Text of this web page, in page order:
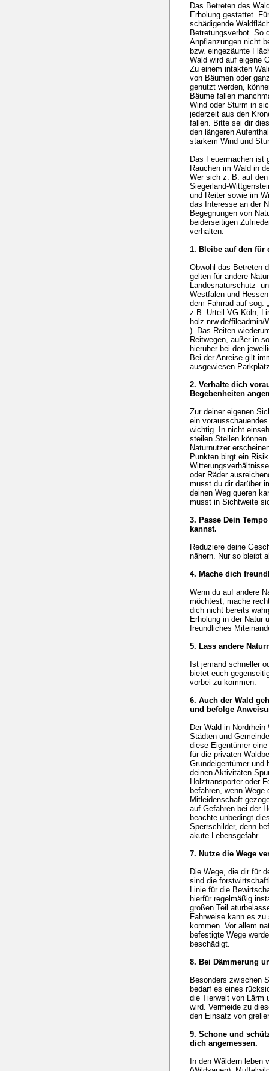
Das Betreten des
Erholung gestattet.
schädigende
Betretungsverbot. So
Anpflanzungen nicht
bzw. eingezäunte
Wald wird auf eigene
Zu einem intakten
von Bäumen oder
genutzt werden,
Bäume fallen
Wind oder Sturm in
jederzeit aus den
fallen. Bitte sei dir
den längeren
starkem Wind und
Das Feuermachen ist
Rauchen im Wald in
Wer sich z. B. auf
Siegerland-
und Reiter sowie im
das Interesse an der
Begegnungen von
beiderseitigen
verhalten:
1. Bleibe auf den für
Obwohl das Betreten
gelten für andere
Landesnaturschutz-
Westfalen und
dem Fahrrad auf sog.
z.B. Urteil VG Köln,
holz.nrw.de/fileadmin/
). Das Reiten
Reitwegen, außer in
hierüber bei den
Bei der Anreise gilt
ausgewiesen
2. Verhalte dich
Begebenheiten
Zur deiner eigenen
ein
wichtig. In nicht
steilen Stellen
Naturnutzer
Punkten birgt ein
oder Räder
musst du dir darüber
deinen Weg queren
musst in Sichtweite
3. Passe Dein
kannst.
Reduziere deine
nähern. Nur so bleibt
4. Mache dich
Wenn du auf andere
möchtest, mache
dich nicht bereits
Erholung in der Natur
freundliches
5. Lass andere
Ist jemand schneller
bietet euch
vorbei zu kommen.
6. Auch der Wald
und befolge
Der Wald in
Städten und
diese Eigentümer
für die privaten
Grundeigentümer und
deinen Aktivitäten
Holztransporter oder
befahren, wenn
Mitleidenschaft
auf Gefahren bei der
beachte unbedingt
Sperrschilder, denn
akute Lebensgefahr.
7. Nutze die Wege
Die Wege, die dir für
sind die
Linie für die
hierfür regelmäßig
großen Teil
Fahrweise kann es
kommen. Vor allem
befestigte Wege
beschädigt.
8. Bei Dämmerung
Besonders zwischen
bedarf es eines
die Tierwelt von Lärm
wird. Vermeide zu
den Einsatz von
9. Schone und
dich angemessen.
In den Wäldern leben